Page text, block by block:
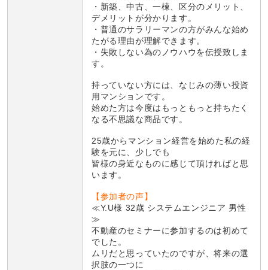
・新築、中古、一棟、区分のメリット、
デメリットが分かります。
・普通のサラリーマンの方がみんな始め
たがる理由が理解できます。
・失敗しない為のノウハウを伝授致しま
す。
持っていない方には、なじみの薄い投資
用マンションです。
始めた方は今度はもっともっと持ちたく
なる不思議な商品です。
25歳からマンション経営を始めた私の経
験を元に、少しでも
皆様の身近なものに感じて頂ければと思
います。
【参加者の声】
≪Y.U様 32歳 システムエンジニア 男性
≫
不動産のセミナーに参加するのは初めて
でした。
ムリだと思っていたのですが、将来の選
択肢の一つに